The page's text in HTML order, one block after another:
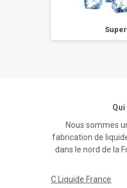
Nous sommes
fabrication de
dans le nord de la
C Liquide France